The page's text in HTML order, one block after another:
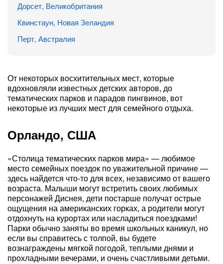
Дорсет, Великобритания
Квинстаун, Новая Зеландия
Перт, Австралия
От некоторых восхитительных мест, которые
вдохновляли известных детских авторов, до
тематических парков и парадов пингвинов, вот
некоторые из лучших мест для семейного отдыха.
Орландо, США
«Столица тематических парков мира» — любимое
место семейных поездок по уважительной причине —
здесь найдется что-то для всех, независимо от вашего
возраста. Малыши могут встретить своих любимых
персонажей Диснея, дети постарше получат острые
ощущения на американских горках, а родители могут
отдохнуть на курортах или насладиться поездками!
Парки обычно заняты во время школьных каникул, но
если вы справитесь с толпой, вы будете
вознаграждены мягкой погодой, теплыми днями и
прохладными вечерами, и очень счастливыми детьми.